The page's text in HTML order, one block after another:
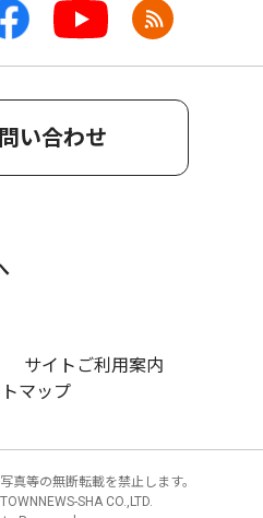
い合わせ
サイトご利用案内
マップ
真等の無断転載を禁止します。
SHA CO.,LTD.